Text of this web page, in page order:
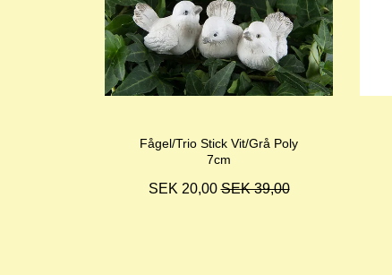
Fågel/Trio Stick Vit/Grå Poly
7cm
SEK 20,00SEK 39,00